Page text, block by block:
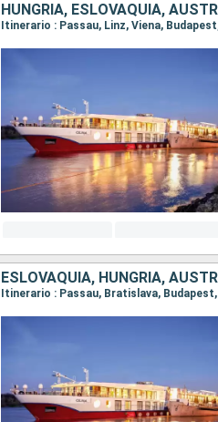
HUNGRÍA, ESLOVAQUIA,
Itinerario : Passau, Linz, Viena,
ESLOVAQUIA, HUNGRÍA,
Itinerario : Passau, Bratislava,